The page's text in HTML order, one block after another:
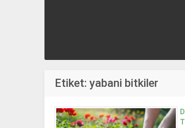
Etiket: yabani bitkiler